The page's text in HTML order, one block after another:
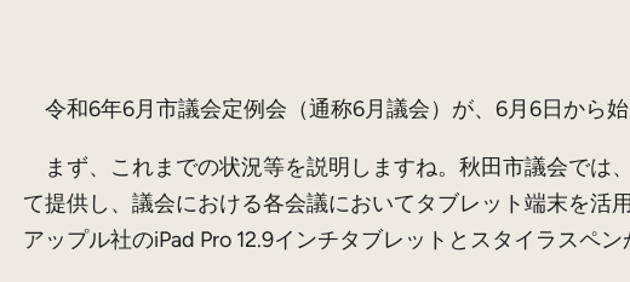
令和6年6月市議会定例会（通称6月議会）が、6月6日から
まず、これまでの状況等を説明しますね。秋田市議会では
て提供し、議会における各会議においてタブレット端末を活
アップル社のiPad Pro 12.9インチタブレットとスタイラスペ